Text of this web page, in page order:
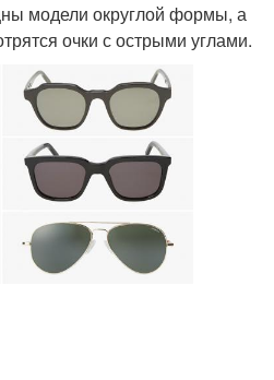
модели округлой формы, а
очки с острыми углами.